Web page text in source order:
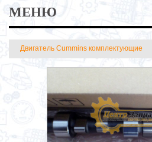
МЕНЮ
Двигатель Cummins комплектующие